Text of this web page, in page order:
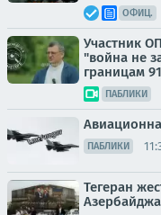
ОФИЦ.
Участник
"война не
границам
ПАБЛИКИ
ПАБЛИКИ
Тегеран